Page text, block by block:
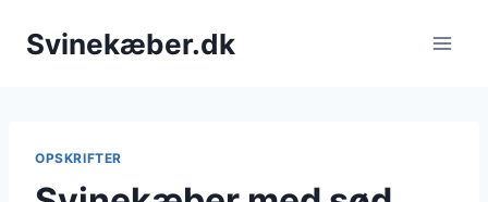
Svinekæber.dk
OPSKRIFTER